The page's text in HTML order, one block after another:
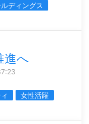
ディングス
進へ
女性活躍